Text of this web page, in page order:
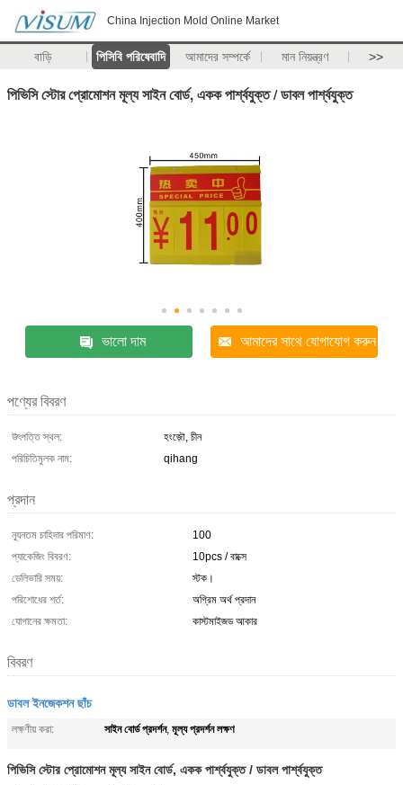
China Injection Mold Online Market
বাড়ি পিসিবি পরিষেবাদি আমাদের সম্পর্কে মান নিয়ন্ত্রণ >>
পিভিসি স্টোর প্রোমোশন মূল্য সাইন বোর্ড, একক পার্শ্বযুক্ত / ডাবল পার্শ্বযুক্ত
ভালো দাম আমাদের সাথে যোগাযোগ করুন
পণ্যের বিবরণ
উৎপত্তি স্থল:
হংজ়ৌ, চীন
পরিচিতিমুলক নাম:
qihang
প্রদান
ন্যূনতম চাহিদার পরিমাণ:
100
প্যাকেজিং বিবরণ:
10pcs / বাক্সে
ডেলিভারি সময়:
স্টক।
পরিশোধের শর্ত:
অগ্রিম অর্থ প্রদান
যোগানের ক্ষমতা:
কাস্টমাইজড আকার
বিবরণ
ডাবল ইনজেকশন ছাঁচ
লক্ষণীয় করা: সাইন বোর্ড প্রদর্শন, মূল্য প্রদর্শন লক্ষণ
পিভিসি স্টোর প্রোমোশন মূল্য সাইন বোর্ড, একক পার্শ্বযুক্ত / ডাবল পার্শ্বযুক্ত